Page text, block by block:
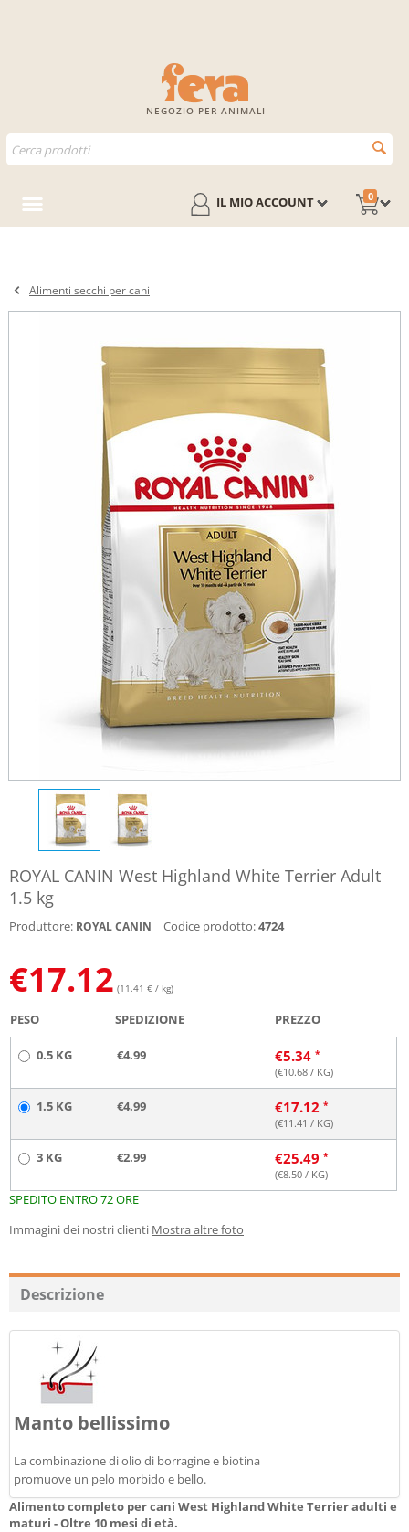
NEGOZIO PER ANIMALI
0
IL MIO ACCOUNT
Alimenti secchi per cani
ROYAL CANIN West Highland White Terrier Adult
1.5 kg
Produttore: ROYAL CANIN Codice prodotto:4724
€17.12 (11.41 € / kg)
PESO SPEDIZIONE PREZZO
0.5 KG €4.99 €5.34
(€10.68 / KG)
1.5 KG €4.99 €17.12
(€11.41 / KG)
3 KG €2.99 €25.49
(€8.50 / KG)
SPEDITO ENTRO 72 ORE
Immagini dei nostri clienti Mostra altre foto
Descrizione
Manto bellissimo
La combinazione di olio di borragine e biotina
promuove un pelo morbido e bello.
Alimento completo per cani West Highland White Terrier adulti e
maturi - Oltre 10 mesi di età.